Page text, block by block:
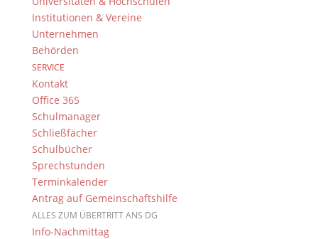
Institutionen & Vereine
Unternehmen
Behörden
SERVICE
Kontakt
Office 365
Schulmanager
Schließfächer
Schulbücher
Sprechstunden
Terminkalender
Antrag auf Gemeinschaftshilfe
ALLES ZUM ÜBERTRITT ANS DG
Info-Nachmittag
Vielzahl von Experimenten geprägt ist,
schüleraktive Profilstunden oder den
gezielten Einsatz modernster Hilfsmittel wie
dem iPad.
In unserem “Greenlab” können die
Schülerinnen und Schüler in einem von
Deutschlands modernsten
naturwissenschaftlichen Unterrichtsräumen
experimentieren. Dank unser Mitgliedschaft
im Verein MINT-EC und einer Vielzahl an
Kooperationen mit externen Partnern
stehen uns schlagkräftige Partner zur Seite,
die unseren Schülerinnen und Schülern
spannende Exkursionen und Praktika
ermöglichen.